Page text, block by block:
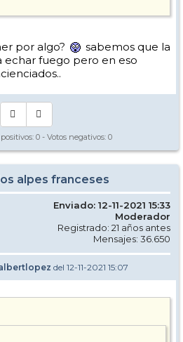
por algo?
sabemos que la
echar fuego pero en eso
0 - Votos negativos: 0
alpes franceses
Enviado: 12-11-2021 15:33
Moderador
Registrado: 21 años antes
Mensajes: 36.650
del 12-11-2021 15:07